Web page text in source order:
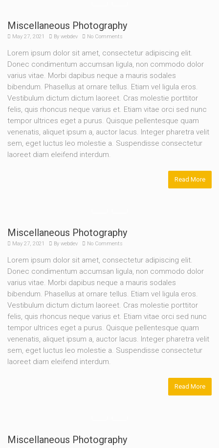
Miscellaneous Photography
May 27, 2021 By webdev No Comments
Lorem ipsum dolor sit amet, consectetur adipiscing elit.
Donec condimentum accumsan ligula, non commodo dolor
varius vitae. Morbi dapibus neque a mauris sodales
bibendum. Phasellus at ornare tellus. Etiam vel ligula eros.
Vestibulum dictum dictum laoreet. Cras molestie porttitor
felis, quis rhoncus neque varius et. Etiam vitae orci sed nunc
tempor ultrices eget a purus. Quisque pellentesque quam
venenatis, aliquet ipsum a, auctor lacus. Integer pharetra velit
sem, eget luctus leo molestie a. Suspendisse consectetur
laoreet diam eleifend interdum.
Read More
Miscellaneous Photography
May 27, 2021 By webdev No Comments
Lorem ipsum dolor sit amet, consectetur adipiscing elit.
Donec condimentum accumsan ligula, non commodo dolor
varius vitae. Morbi dapibus neque a mauris sodales
bibendum. Phasellus at ornare tellus. Etiam vel ligula eros.
Vestibulum dictum dictum laoreet. Cras molestie porttitor
felis, quis rhoncus neque varius et. Etiam vitae orci sed nunc
tempor ultrices eget a purus. Quisque pellentesque quam
venenatis, aliquet ipsum a, auctor lacus. Integer pharetra velit
sem, eget luctus leo molestie a. Suspendisse consectetur
laoreet diam eleifend interdum.
Read More
Miscellaneous Photography